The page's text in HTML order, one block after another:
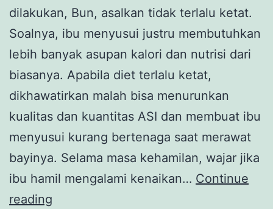
dilakukan, Bun, asalkan tidak terlalu ketat.
Soalnya, ibu menyusui justru membutuhkan
lebih banyak asupan kalori dan nutrisi dari
biasanya. Apabila diet terlalu ketat,
dikhawatirkan malah bisa menurunkan
kualitas dan kuantitas ASI dan membuat ibu
menyusui kurang bertenaga saat merawat
bayinya. Selama masa kehamilan, wajar jika
ibu hamil mengalami kenaikan… Continue
reading